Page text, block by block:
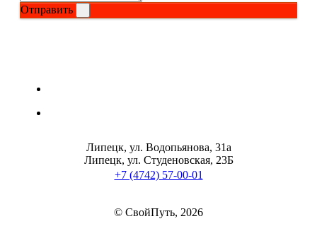
Иммунитет
Отправить
Липецк, ул. Водопьянова, 31а
Липецк, ул. Студеновская, 23Б
+7 (4742) 57-00-01
© СвойПуть, 2026